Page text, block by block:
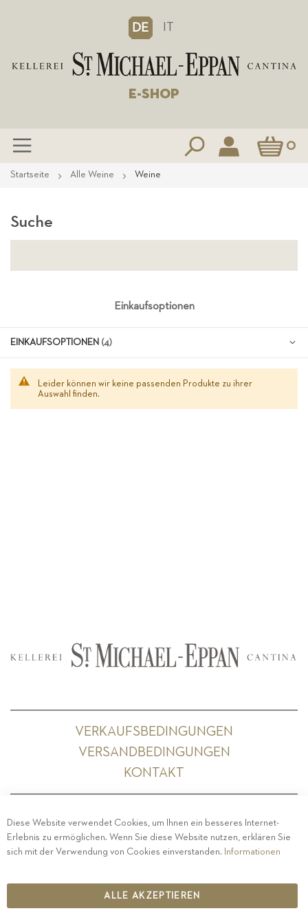
DE IT
E-SHOP
Mein 0
Zum
Startseite Alle Weine Weine
Leider können wir keine passenden Produkte zu ihrer
Auswahl finden.
Suche
Einkaufsoptionen
EINKAUFSOPTIONEN
VERKAUFSBEDINGUNGEN
VERSANDBEDINGUNGEN
KONTAKT
PRIVACY-IMPRESSUM- COOKIE POLICY-
ETHISCHER KODEX
IT00126670215
Diese Website verwendet Cookies, um Ihnen ein besseres Internet-
Erlebnis zu ermöglichen. Wenn Sie diese Website nutzen, erklären Sie
sich mit der Verwendung von Cookies einverstanden. Informationen
ALLE AKZEPTIEREN